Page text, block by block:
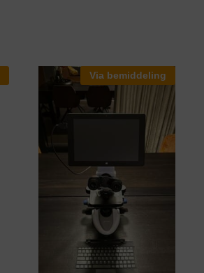
Via bemiddeling